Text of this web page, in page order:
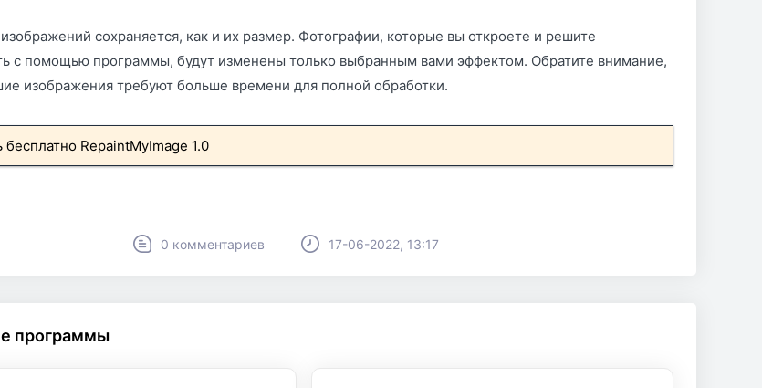
сохраняется, как и их размер. Фотографии, которые вы откроете и решите
с помощью программы, будут изменены только выбранным вами эффектом. Обратите внимание,
изображения требуют больше времени для полной обработки.
бесплатно RepaintMyImage 1.0
0 комментариев 17-06-2022, 13:17
программы